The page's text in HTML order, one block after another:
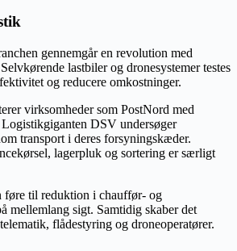
gennemgår en revolution med
lastbiler og dronesystemer testes
og reducere omkostninger.
virksomheder som PostNord med
DSV undersøger
transport i deres forsyningskæder.
lagerpluk og sortering er særligt
føre til reduktion i chauffør- og
mellemlang sigt. Samtidig skaber det
flådestyring og droneoperatører.